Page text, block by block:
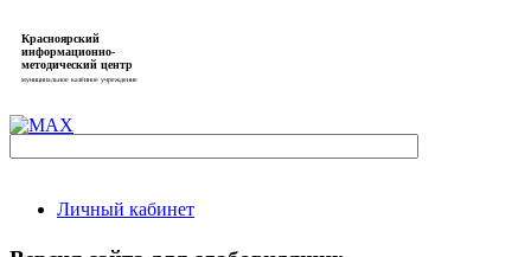
Красноярский
информационно-
методический центр
муниципальное казённое учреждение
Личный кабинет